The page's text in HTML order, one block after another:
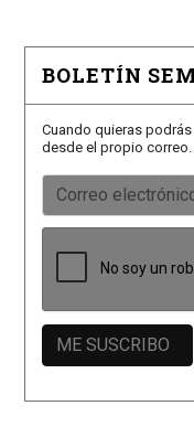
BOLETÍN
Cuando quieras
desde el propio correo.